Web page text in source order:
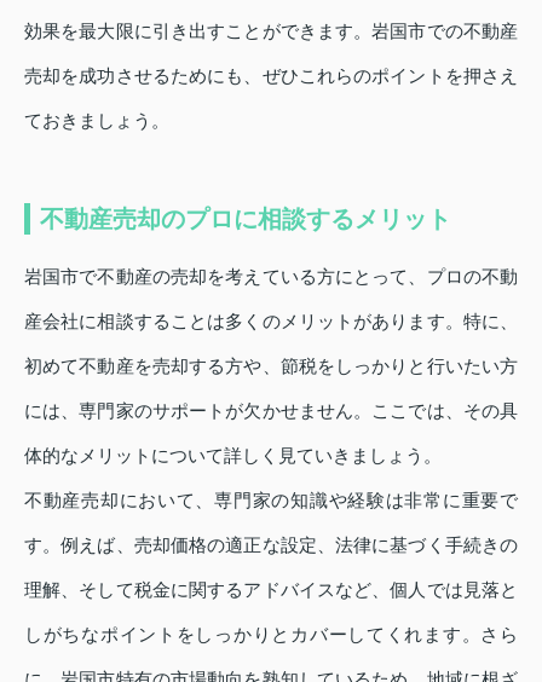
効果を最大限に引き出すことができます。岩国市での不動産
売却を成功させるためにも、ぜひこれらのポイントを押さえ
ておきましょう。
不動産売却のプロに相談するメリット
岩国市で不動産の売却を考えている方にとって、プロの不動
産会社に相談することは多くのメリットがあります。特に、
初めて不動産を売却する方や、節税をしっかりと行いたい方
には、専門家のサポートが欠かせません。ここでは、その具
体的なメリットについて詳しく見ていきましょう。
不動産売却において、専門家の知識や経験は非常に重要で
す。例えば、売却価格の適正な設定、法律に基づく手続きの
理解、そして税金に関するアドバイスなど、個人では見落と
しがちなポイントをしっかりとカバーしてくれます。さら